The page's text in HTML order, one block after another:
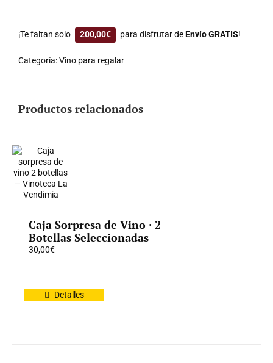
¡Te faltan solo 200,00€ para disfrutar deEnvío GRATIS!
Categoría:Vino para regalar
Productos relacionados
Caja Sorpresa de Vino · 2
Botellas Seleccionadas
30,00€
Detalles